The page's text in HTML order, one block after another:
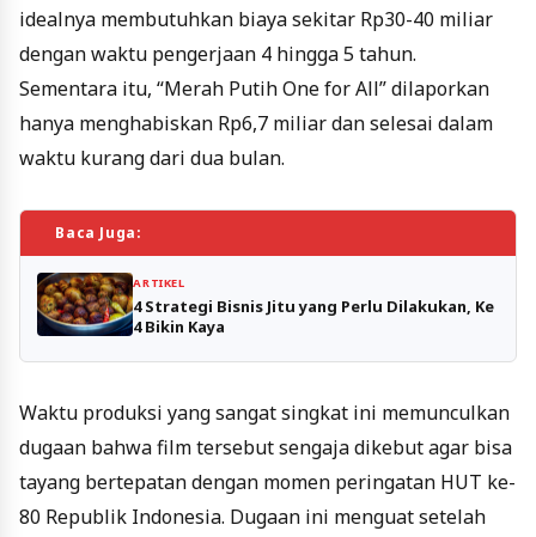
idealnya membutuhkan biaya sekitar Rp30-40 miliar
dengan waktu pengerjaan 4 hingga 5 tahun.
Sementara itu, “Merah Putih One for All” dilaporkan
hanya menghabiskan Rp6,7 miliar dan selesai dalam
waktu kurang dari dua bulan.
Baca Juga:
ARTIKEL
4 Strategi Bisnis Jitu yang Perlu Dilakukan, Ke
4 Bikin Kaya
Waktu produksi yang sangat singkat ini memunculkan
dugaan bahwa film tersebut sengaja dikebut agar bisa
tayang bertepatan dengan momen peringatan HUT ke-
80 Republik Indonesia. Dugaan ini menguat setelah